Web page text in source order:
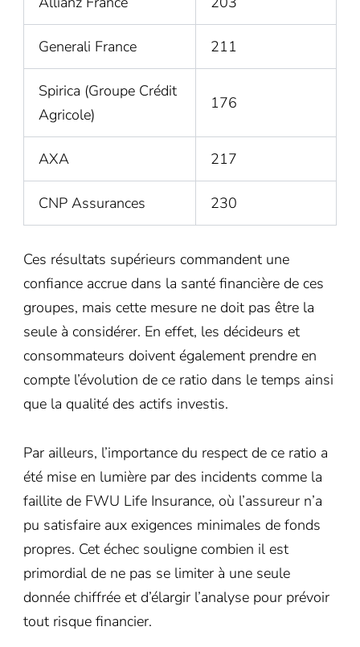
Generali France 211
Spirica (Groupe Crédit
Agricole)
176
AXA 217
CNP Assurances 230
Ces résultats supérieurs commandent une
confiance accrue dans la santé financière de ces
groupes, mais cette mesure ne doit pas être la
seule à considérer. En effet, les décideurs et
consommateurs doivent également prendre en
compte l’évolution de ce ratio dans le temps ainsi
que la qualité des actifs investis.
Par ailleurs, l’importance du respect de ce ratio a
été mise en lumière par des incidents comme la
faillite de FWU Life Insurance, où l’assureur n’a
pu satisfaire aux exigences minimales de fonds
propres. Cet échec souligne combien il est
primordial de ne pas se limiter à une seule
donnée chiffrée et d’élargir l’analyse pour prévoir
tout risque financier.